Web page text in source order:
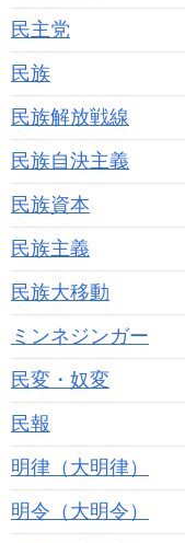
民主党
民族
民族解放戦線
民族自決主義
民族資本
民族主義
民族大移動
ミンネジンガー
民変・奴変
民報
明律（大明律）
明令（大明令）